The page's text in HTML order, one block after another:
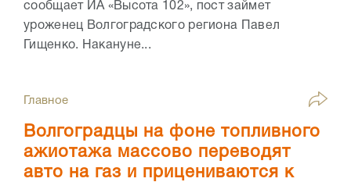
сообщает ИА «Высота 102», пост займет
уроженец Волгоградского региона Павел
Гищенко. Накануне...
Главное
Волгоградцы на фоне топливного
ажиотажа массово переводят
авто на газ и прицениваются к